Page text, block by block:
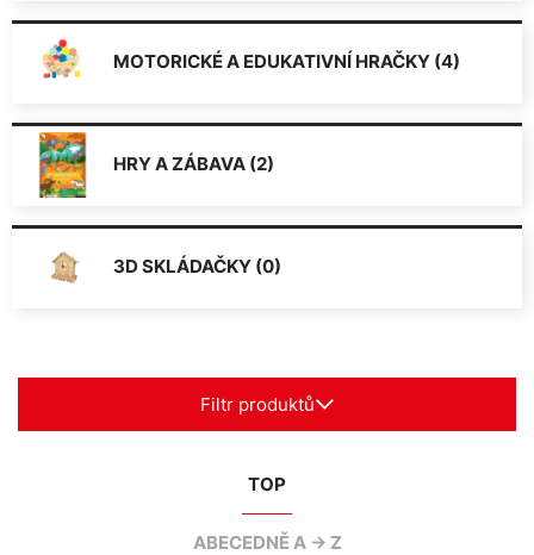
MOTORICKÉ A EDUKATIVNÍ HRAČKY (4)
HRY A ZÁBAVA (2)
3D SKLÁDAČKY (0)
Filtr produktů
TOP
ABECEDNĚ A -> Z